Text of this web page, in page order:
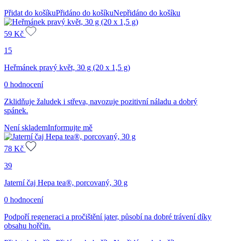
Přidat do košíkuPřidáno do košíkuNepřidáno do košíku
59 Kč
15
Heřmánek pravý květ, 30 g (20 x 1,5 g)
0 hodnocení
Zklidňuje žaludek i střeva, navozuje pozitivní náladu a dobrý
spánek.
Není sklademInformujte mě
78 Kč
39
Jaterní čaj Hepa tea®, porcovaný, 30 g
0 hodnocení
Podpoří regeneraci a pročištění jater, působí na dobré trávení díky
obsahu hořčin.